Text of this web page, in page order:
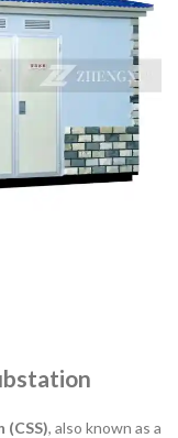
(CSS), also known as a